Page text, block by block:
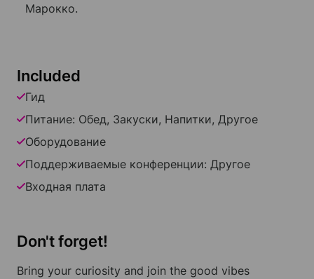
Марокко.
Included
Гид
Питание: Обед, Закуски, Напитки, Другое
Оборудование
Поддерживаемые конференции: Другое
Входная плата
Don't forget!
Bring your curiosity and join the good vibes